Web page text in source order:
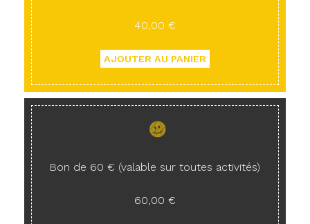
40,00 €
Bon de 60 € (valable sur toutes activités)
60,00 €